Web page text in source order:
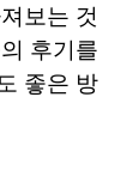
보는 것
후기를
좋은 방